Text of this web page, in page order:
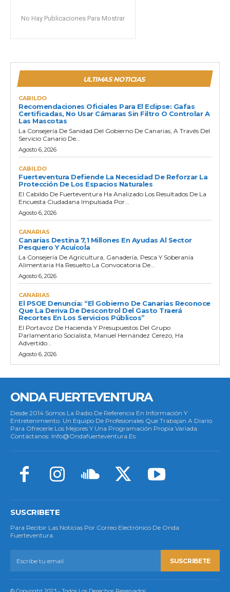
No Hay Publicaciones Para Mostrar
ULTIMAS NOTICIAS
CABILDO
Recomendaciones Oficiales Para El Eclipse: Gafas
Certificadas, No Usar Cámaras Sin Filtro O Controlar A
Las Mascotas
La Consejería De Sanidad Del Gobierno De Canarias, A Través Del
Servicio Canario De...
Agosto 6, 2026
CABILDO
Fuerteventura Defiende La Necesidad De Reforzar La
Protección De Los Espacios Naturales
El Cabildo De Fuerteventura Ha Analizado Los Resultados De La
Encuesta Ciudadana Impulsada Por...
Agosto 6, 2026
CANARIAS
Canarias Destina 7,1 Millones En Ayudas Al Sector
Pesquero Y Acuícola
La Consejería De Agricultura, Ganadería, Pesca Y Soberanía
Alimentaria Ha Resuelto La Convocatoria De...
Agosto 6, 2026
CANARIAS
El PSOE Denuncia: “El Gobierno De Canarias Reconoce
Que La Deriva De Descontrol Del Gasto Traerá
Recortes En Los Servicios Públicos”
El Portavoz De Hacienda Y Presupuestos Del Grupo
Parlamentario Socialista, Manuel Hernández Cerezo, Ha
Advertido...
Agosto 6, 2026
ONDA FUERTEVENTURA
Desde 2014 Somos La Radio De Referencia En Información Y
Entretenimiento. Un Equipo De Profesionales Que Trabajan A Diario
Para Ofrecerle Los Mejores Y Una Programación Propia Variada.
Contáctanos: Info@ondafuerteventura.es
SUSCRIBETE
Para Recibir Las Noticias Por Correo Electrónico De Onda
Fuerteventura.
SUSCRIBETE